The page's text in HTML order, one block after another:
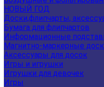
НОВЫЙ ГОД
Доски,флипчарты,
Бумага для флипчартов
Информационные
Магнитно-маркерные
Аксессуары для досок
Игры и игрушки
Игрушки для девочек
Игры